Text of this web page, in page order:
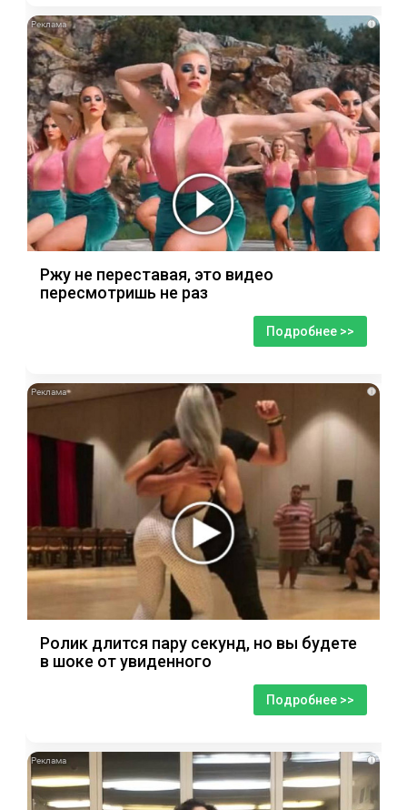
i
Ржу не переставая, это видео
пересмотришь не раз
Подробнее >>
i
Ролик длится пару секунд, но вы будете
в шоке от увиденного
Подробнее >>
i